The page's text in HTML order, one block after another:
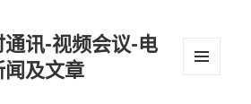
讯-视频会议-电
及文章